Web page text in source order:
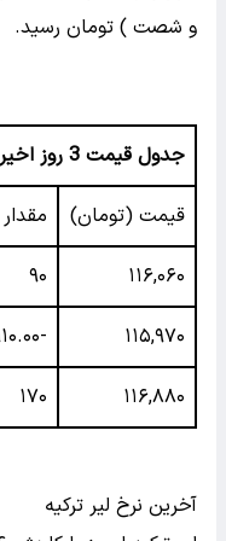
و شصت ) تومان رسید.
جدول قیمت 3 روز اخیر پوند
قیمت (تومان)
۱۱۶,۰۶۰ ۹۰
۱۱۵,۹۷۰ -۹۱۰.۰۰
۱۱۶,۸۸۰ ۱۷۰
آخرین نرخ لیر ترکیه